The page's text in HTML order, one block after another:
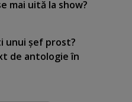
mai uită la show?
unui şef prost?
de antologie în